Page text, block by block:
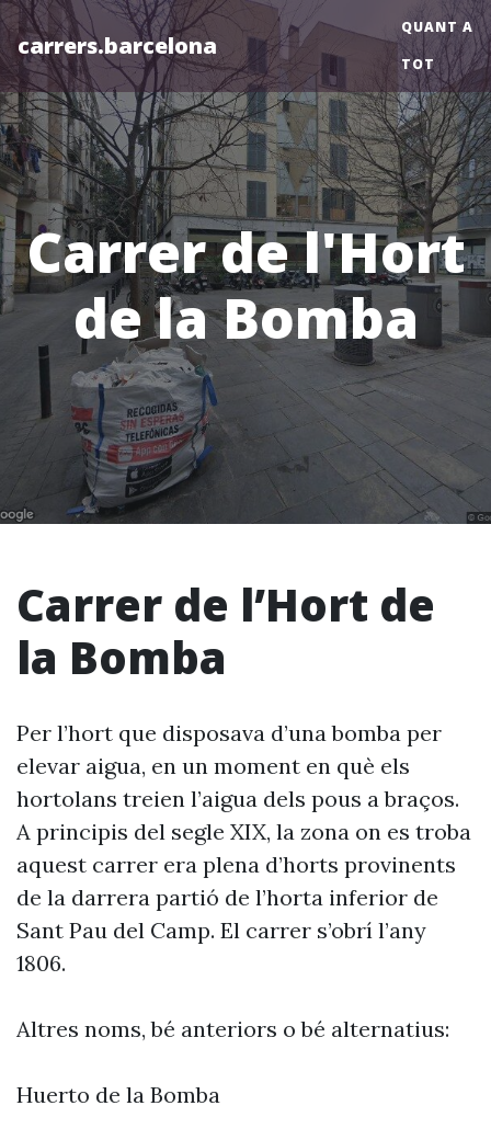
carrers.barcelona
QUANT A
TOT
Carrer de l'Hort
de la Bomba
Carrer de l’Hort de
la Bomba
Per l’hort que disposava d’una bomba per
elevar aigua, en un moment en què els
hortolans treien l’aigua dels pous a braços.
A principis del segle XIX, la zona on es troba
aquest carrer era plena d’horts provinents
de la darrera partió de l’horta inferior de
Sant Pau del Camp. El carrer s’obrí l’any
1806.
Altres noms, bé anteriors o bé alternatius:
Huerto de la Bomba